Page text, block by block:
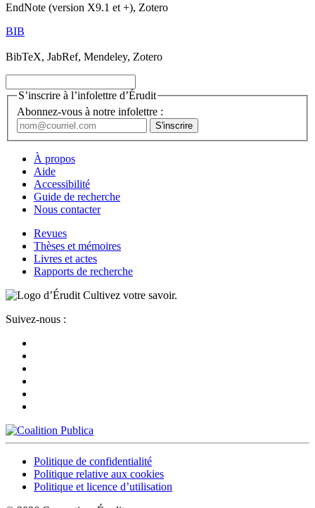
EndNote (version X9.1 et +), Zotero
BIB
BibTeX, JabRef, Mendeley, Zotero
S’inscrire à l’infolettre d’Érudit
Abonnez-vous à notre infolettre :
À propos
Aide
Accessibilité
Guide de recherche
Nous contacter
Revues
Thèses et mémoires
Livres et actes
Rapports de recherche
Cultivez votre savoir.
Suivez-nous :
Politique de confidentialité
Politique relative aux cookies
Politique et licence d’utilisation